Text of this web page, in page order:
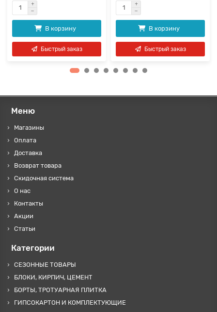
В корзину
Быстрый заказ
В корзину
Быстрый заказ
Меню
Магазины
Оплата
Доставка
Возврат товара
Скидочная система
О нас
Контакты
Акции
Статьи
Категории
СЕЗОННЫЕ ТОВАРЫ
БЛОКИ, КИРПИЧ, ЦЕМЕНТ
БОРТЫ, ТРОТУАРНАЯ ПЛИТКА
ГИПСОКАРТОН И КОМПЛЕКТУЮЩИЕ